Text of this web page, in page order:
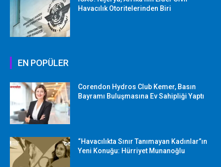
Havacılık Otoritelerinden Biri
EN POPÜLER
Corendon Hydros Club Kemer, Basın
Bayramı Buluşmasına Ev Sahipliği Yaptı
“Havacılıkta Sınır Tanımayan Kadınlar”ın
Yeni Konuğu: Hürriyet Munanoğlu